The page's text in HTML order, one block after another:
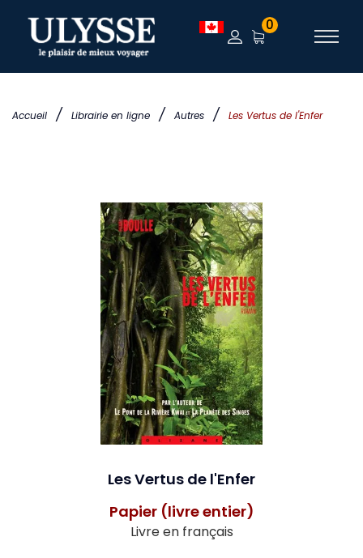
Accueil / Librairie en ligne / Autres / Les Vertus de l'Enfer
0
Les Vertus de l'Enfer
Papier (livre entier)
Livre en français